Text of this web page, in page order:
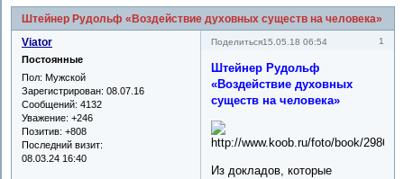
Штейнер Рудольф «Воздействие духовных существ на человека»
Поделиться 1
15.05.18 06:54
Viator
Постоянные
Пол: Мужской
Зарегистрирован: 08.07.16
Сообщений: 4132
Уважение: +246
Позитив: +808
Последний визит:
08.03.24 16:40
Штейнер Рудольф
«Воздействие духовных
существ на человека»
Из докладов, которые